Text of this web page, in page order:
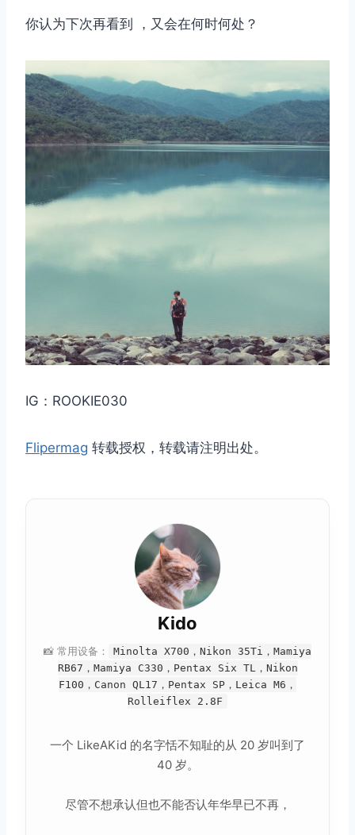
你认为下次再看到 ，又会在何时何处？
IG：ROOKIE030
Flipermag 转载授权，转载请注明出处。
Kido
📸 常用设备：
Minolta X700，Nikon 35Ti，Mamiya
RB67，Mamiya C330，Pentax Six TL，Nikon
F100，Canon QL17，Pentax SP，Leica M6，
Rolleiflex 2.8F
一个 LikeAKid 的名字恬不知耻的从 20 岁叫到了
40 岁。
尽管不想承认但也不能否认年华早已不再，